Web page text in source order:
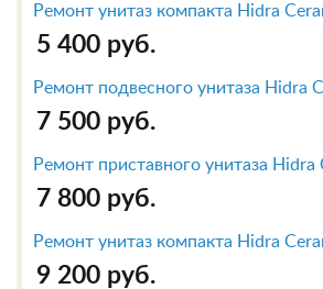
Ремонт унитаз компакта Hidra
5 400 руб.
Ремонт подвесного унитаза Hidra
7 500 руб.
Ремонт приставного унитаза
7 800 руб.
Ремонт унитаз компакта Hidra
9 200 руб.